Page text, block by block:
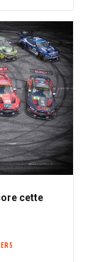
cette